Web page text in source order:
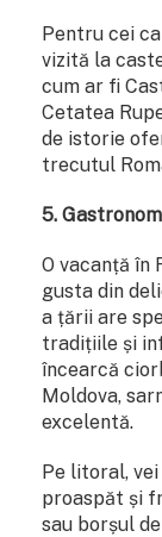
Pentru cei
vizită la
cum ar fi
Cetatea
de istorie
trecutul
5.
O vacanță în
gusta din
a țării are
tradițiile și
încearcă
Moldova,
excelentă.
Pe litoral,
proaspăt și
sau borșul